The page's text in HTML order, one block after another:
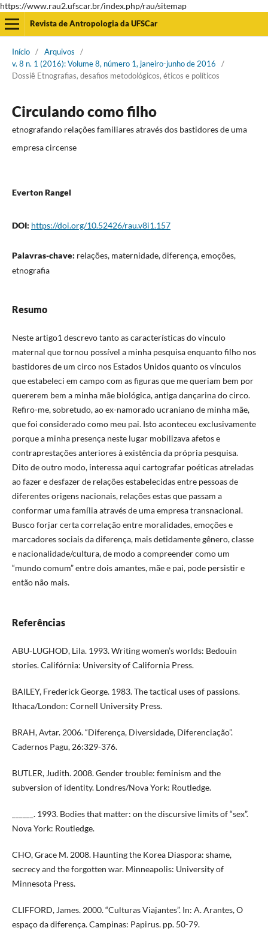
https://www.rau2.ufscar.br/index.php/rau/sitemap
Revista de Antropologia da UFSCar
Início / Arquivos
/
v. 8 n. 1 (2016): Volume 8, número 1, janeiro-junho de 2016
/
Dossiê Etnografias, desafios metodológicos, éticos e políticos
Circulando como filho
etnografando relações familiares através dos bastidores de uma
empresa circense
Everton Rangel
DOI: https://doi.org/10.52426/rau.v8i1.157
Palavras-chave: relações, maternidade, diferença, emoções,
etnografia
Resumo
Neste artigo1 descrevo tanto as características do vínculo
maternal que tornou possível a minha pesquisa enquanto filho nos
bastidores de um circo nos Estados Unidos quanto os vínculos
que estabeleci em campo com as figuras que me queriam bem por
quererem bem a minha mãe biológica, antiga dançarina do circo.
Refiro-me, sobretudo, ao ex-namorado ucraniano de minha mãe,
que foi considerado como meu pai. Isto aconteceu exclusivamente
porque a minha presença neste lugar mobilizava afetos e
contraprestações anteriores à existência da própria pesquisa.
Dito de outro modo, interessa aqui cartografar poéticas atreladas
ao fazer e desfazer de relações estabelecidas entre pessoas de
diferentes origens nacionais, relações estas que passam a
conformar uma família através de uma empresa transnacional.
Busco forjar certa correlação entre moralidades, emoções e
marcadores sociais da diferença, mais detidamente gênero, classe
e nacionalidade/cultura, de modo a compreender como um
“mundo comum” entre dois amantes, mãe e pai, pode persistir e
então não mais.
Referências
ABU-LUGHOD, Lila. 1993. Writing women’s worlds: Bedouin
stories. Califórnia: University of California Press.
BAILEY, Frederick George. 1983. The tactical uses of passions.
Ithaca/London: Cornell University Press.
BRAH, Avtar. 2006. “Diferença, Diversidade, Diferenciação”.
Cadernos Pagu, 26:329-376.
BUTLER, Judith. 2008. Gender trouble: feminism and the
subversion of identity. Londres/Nova York: Routledge.
______. 1993. Bodies that matter: on the discursive limits of “sex”.
Nova York: Routledge.
CHO, Grace M. 2008. Haunting the Korea Diaspora: shame,
secrecy and the forgotten war. Minneapolis: University of
Minnesota Press.
CLIFFORD, James. 2000. “Culturas Viajantes”. In: A. Arantes, O
espaço da diferença. Campinas: Papirus. pp. 50-79.